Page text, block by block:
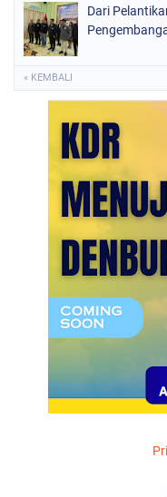
Dari
« KEMBALI